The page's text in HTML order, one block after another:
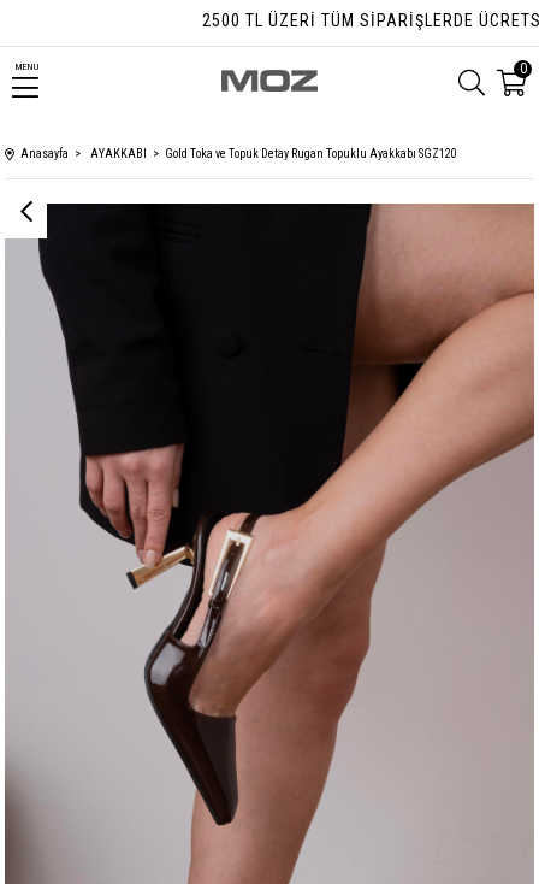
2500 TL ÜZERI TÜM SIPARIŞLERDE ÜCRETSIZ
MENU 0
Anasayfa AYAKKABI Gold Toka ve Topuk Detay Rugan Topuklu Ayakkabı SGZ120